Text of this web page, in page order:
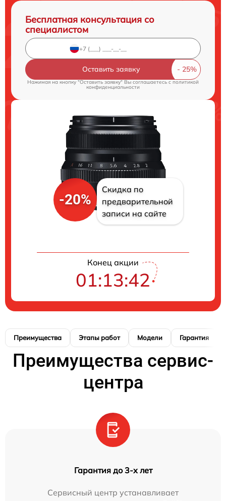
Бесплатная консультация со
специалистом
Оставить заявку
Нажимая на кнопку "Оставить заявку" Вы соглашаетесь c политикой
конфиденциальности
-20%
Скидка по
предварительной
записи на сайте
Конец акции
01:13:41
Преимущества Этапы работ Модели Гарантия
Преимущества сервис-
центра
Гарантия до 3-х лет
Сервисный центр устанавливает